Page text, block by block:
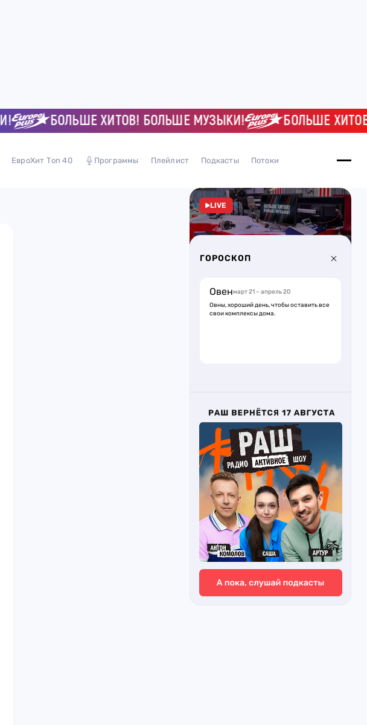
БОЛЬШЕ ХИТОВ! БОЛЬШЕ МУЗЫКИ! БОЛЬШЕ ХИТОВ!
ЕвроХит Топ 40 Программы Плейлист Подкасты Потоки
LIVE
ГОРОСКОП
Овенмарт 21 – апрель 20
Овны, хороший день, чтобы оставить все
свои комплексы дома.